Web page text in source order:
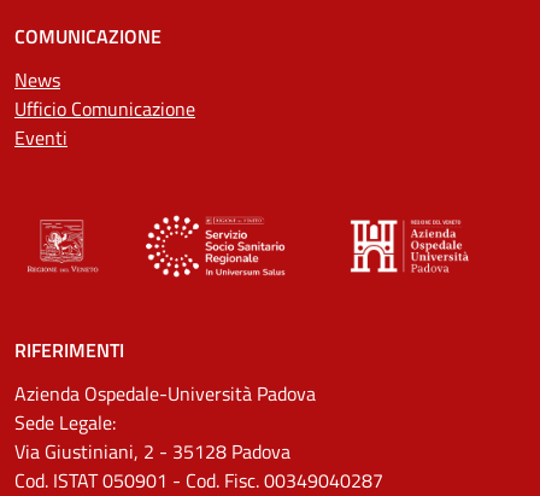
COMUNICAZIONE
News
Ufficio Comunicazione
Eventi
RIFERIMENTI
Azienda Ospedale-Università Padova
Sede Legale:
Via Giustiniani, 2 - 35128 Padova
Cod. ISTAT 050901 - Cod. Fisc. 00349040287